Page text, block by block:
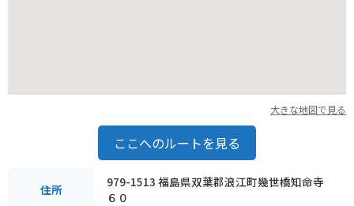
大きな地図で見る
ここへのルートを見る
住所
979-1513 福島県双葉郡浪江町幾世橋知命寺
６０